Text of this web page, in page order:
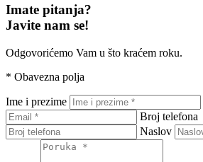
Imate pitanja?
Javite nam se!
Odgovorićemo Vam u što kraćem roku.
* Obavezna polja
Ime i prezime
Broj telefona
Naslov